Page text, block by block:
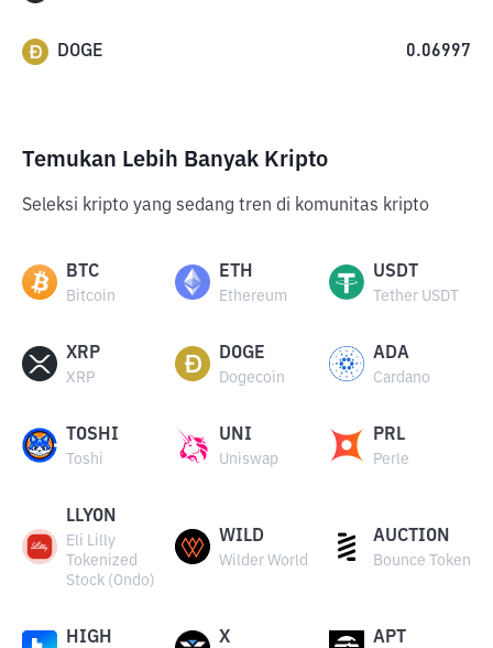
DOGE 0.06997
Temukan Lebih Banyak Kripto
Seleksi kripto yang sedang tren di komunitas kripto
BTC
Bitcoin
ETH
Ethereum
USDT
Tether USDT
XRP
XRP
DOGE
Dogecoin
ADA
Cardano
TOSHI
Toshi
UNI
Uniswap
PRL
Perle
LLYON
Eli Lilly
Tokenized
Stock (Ondo)
WILD
Wilder World
AUCTION
Bounce Token
HIGH X APT